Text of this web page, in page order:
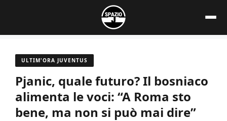
contenuto
ULTIM'ORA JUVENTUS
Pjanic, quale futuro? Il bosniaco
alimenta le voci: “A Roma sto
bene, ma non si può mai dire”